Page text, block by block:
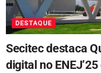
DESTAQUE
Secitec destaca
digital no